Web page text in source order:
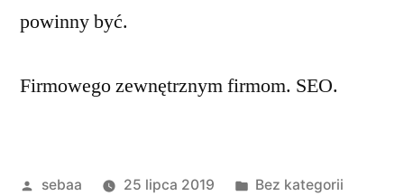
powinny być.
Firmowego zewnętrznym firmom. SEO.
Posted
sebaa 25 lipca 2019
Posted
Bez kategorii